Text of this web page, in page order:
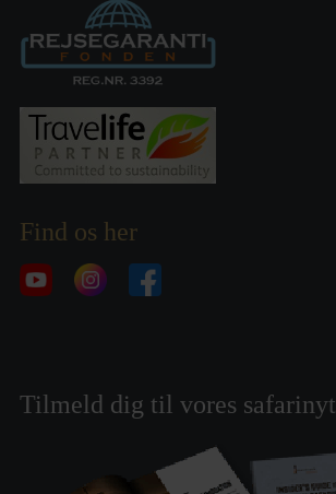
Find os her
Tilmeld dig til vores safarinyt